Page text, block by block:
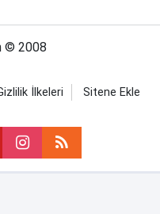
© 2008
İlkeleri Sitene Ekle